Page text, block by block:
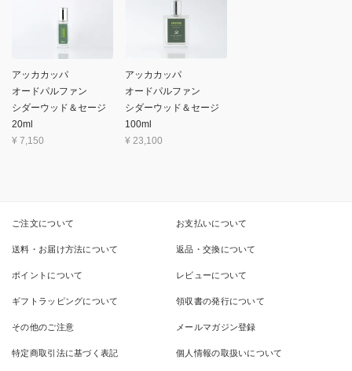
アッカカッパ
オードパルファン
シダーウッド＆セージ
20ml
¥ 7,150
アッカカッパ
オードパルファン
シダーウッド＆セージ
100ml
¥ 23,100
ご注文について お支払いについて
送料・お届け方法について 返品・交換について
ポイントについて レビューについて
ギフトラッピングについて 領収書の発行について
その他のご注意 メールマガジン登録
特定商取引法に基づく表記 個人情報の取扱いについて